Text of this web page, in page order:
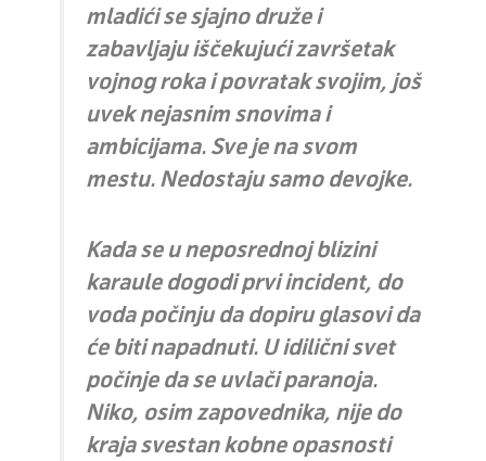
mladići se sjajno druže i
zabavljaju iščekujući završetak
vojnog roka i povratak svojim, još
uvek nejasnim snovima i
ambicijama. Sve je na svom
mestu. Nedostaju samo devojke.
Kada se u neposrednoj blizini
karaule dogodi prvi incident, do
voda počinju da dopiru glasovi da
će biti napadnuti. U idilični svet
počinje da se uvlači paranoja.
Niko, osim zapovednika, nije do
kraja svestan kobne opasnosti